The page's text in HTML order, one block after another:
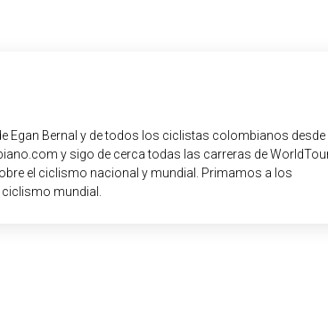
Egan Bernal y de todos los ciclistas colombianos desde
y sigo de cerca todas las carreras de
el ciclismo nacional y mundial. Primamos a los
mundial.